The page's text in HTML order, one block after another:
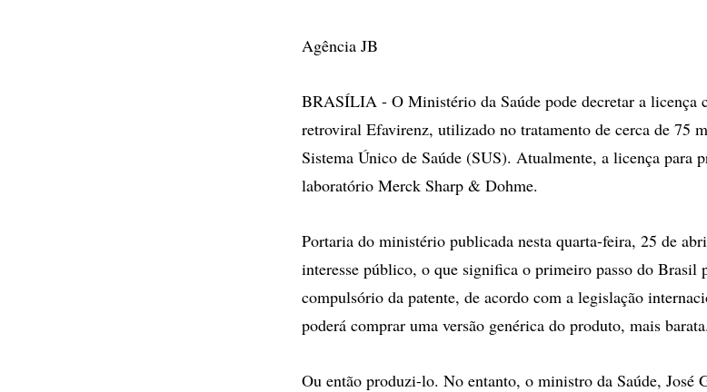
Agência JB
BRASÍLIA - O Ministério da Saúde pode decretar a licença
retroviral Efavirenz, utilizado no tratamento de cerca de 75
Sistema Único de Saúde (SUS). Atualmente, a licença para
laboratório Merck Sharp & Dohme.
Portaria do ministério publicada nesta quarta-feira, 25 de
interesse público, o que significa o primeiro passo do Brasil
compulsório da patente, de acordo com a legislação
poderá comprar uma versão genérica do produto, mais barata.
Ou então produzi-lo. No entanto, o ministro da Saúde, José